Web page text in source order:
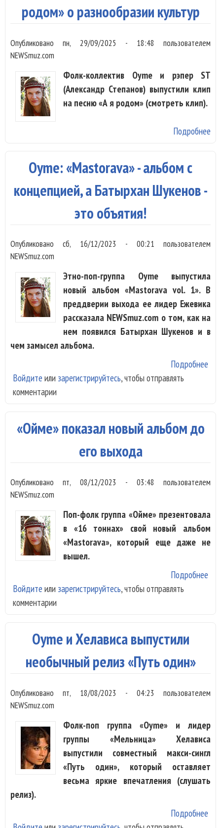
родом» о разнообразии культур
Опубликованопн, 29/09/2025 - 18:48 пользователем
NEWSmuz.com
Фолк-коллектив Oyme и рэпер ST
(Александр Степанов) выпустили клип
на песню «А я родом» (смотреть клип).
Подробнее
Oyme: «Mastorava» - альбом с
концепцией, а Батырхан Шукенов -
это объятия!
Опубликованосб, 16/12/2023 - 00:21 пользователем
NEWSmuz.com
Этно-поп-группа Oyme выпустила
новый альбом «Mastorava vol. 1». В
преддверии выхода ее лидер Ежевика
рассказала NEWSmuz.com о том, как на
нем появился Батырхан Шукенов и в
чем замысел альбома.
Подробнее
Войдите или зарегистрируйтесь, чтобы отправлять
комментарии
«Ойме» показал новый альбом до
его выхода
Опубликованопт, 08/12/2023 - 03:48 пользователем
NEWSmuz.com
Поп-фолк группа «Ойме» презентовала
в «16 тоннах» свой новый альбом
«Mastorava», который еще даже не
вышел.
Подробнее
Войдите или зарегистрируйтесь, чтобы отправлять
комментарии
Oyme и Хелависа выпустили
необычный релиз «Путь один»
Опубликованопт, 18/08/2023 - 04:23 пользователем
NEWSmuz.com
Фолк-поп группа «Oyme» и лидер
группы «Мельница» Хелависа
выпустили совместный макси-сингл
«Путь один», который оставляет
весьма яркие впечатления (слушать
релиз).
Подробнее